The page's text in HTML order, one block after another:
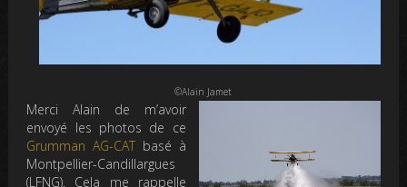
©Alain Jamet
Merci Alain de m’avoir
envoyé les photos de ce
Grumman AG-CAT basé à
Montpellier-Candillargues
(LFNG). Cela me rappelle